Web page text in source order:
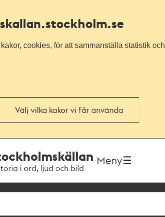
.stockholm.se
cookies, för att sammanställa statistik
Välj vilka kakor vi får använda
i ord, ljud och bild
Meny